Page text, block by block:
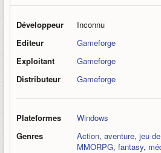
Développeur
Inconnu
Editeur
Gameforge
Exploitant
Gameforge
Distributeur
Gameforge
Plateformes
Windows
Genres
Action, aventure, jeu
MMORPG, fantasy,